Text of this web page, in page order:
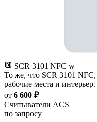
SCR 3101 NFC w
То же, что SCR 3101
рабочие места и интерьер.
от 6 600 ₽
Считыватели ACS
по запросу